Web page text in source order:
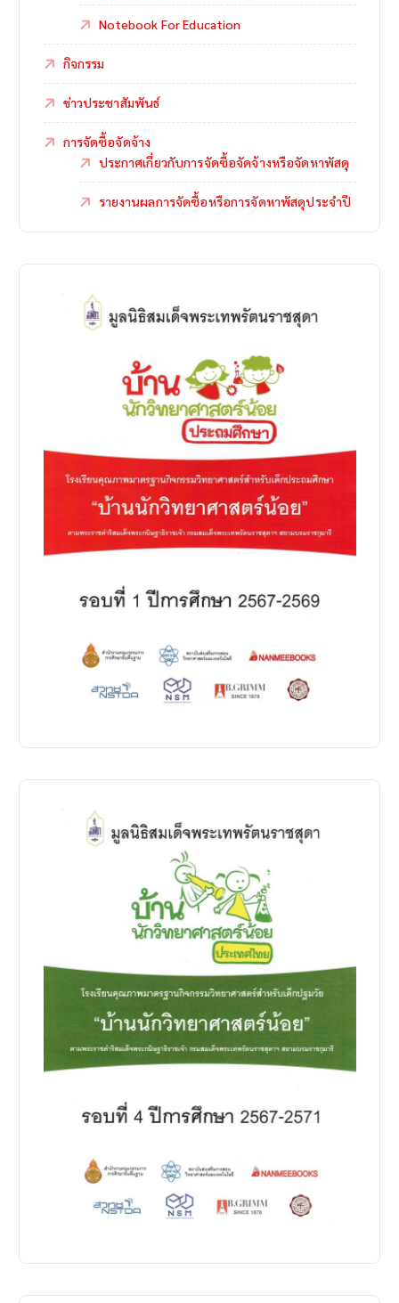
Notebook For Education
กิจกรรม
ข่าวประชาสัมพันธ์
การจัดซื้อจัดจ้าง
ประกาศเกี่ยวกับการจัดซื้อจัดจ้างหรือจัดหาพัสดุ
รายงานผลการจัดซื้อหรือการจัดหาพัสดุประจำปี